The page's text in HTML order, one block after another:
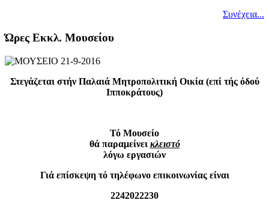
Συνέχεια...
Ώρες Εκκλ. Μουσείου
Στεγάζεται στήν Παλαιά Μητροπολιτική Οικία (επί τής όδού
Ιπποκράτους)
Τό Μουσείο
θά παραμείνει κλειστό
λόγω εργασιών
Γιά επίσκεψη τό τηλέφωνο επικοινωνίας είναι
2242022230